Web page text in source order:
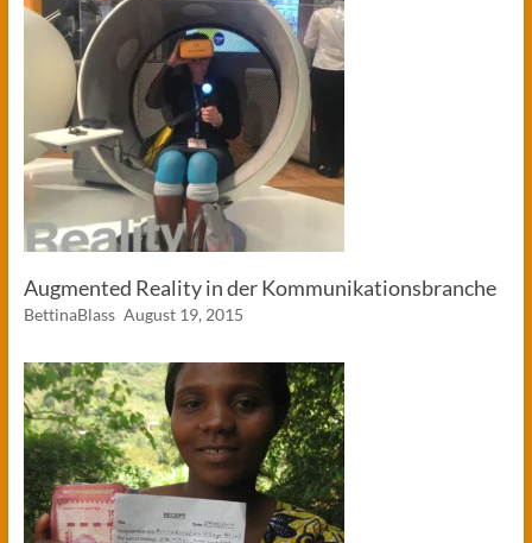
Augmented Reality in der Kommunikationsbranche
BettinaBlass August 19, 2015